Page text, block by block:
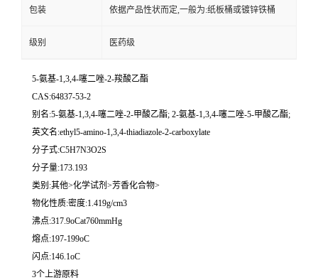
包装 依据产品性状而定,一般为:纸板桶或镀锌铁桶
级别 医药级
5-氨基-1,3,4-噻二唑-2-羧酸乙酯
CAS:64837-53-2
别名:5-氨基-1,3,4-噻二唑-2-甲酸乙酯; 2-氨基-1,3,4-噻二唑-5-甲酸乙酯;
英文名:ethyl5-amino-1,3,4-thiadiazole-2-carboxylate
分子式:C5H7N3O2S
分子量:173.193
类别:其他>化学试剂>芳香化合物>
物化性质:密度:1.419g/cm3
沸点:317.9oCat760mmHg
熔点:197-199oC
闪点:146.1oC
3个上游原料